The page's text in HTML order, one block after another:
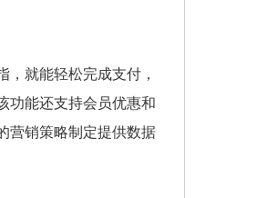
就能轻松完成支付，
功能还支持会员优惠和
营销策略制定提供数据